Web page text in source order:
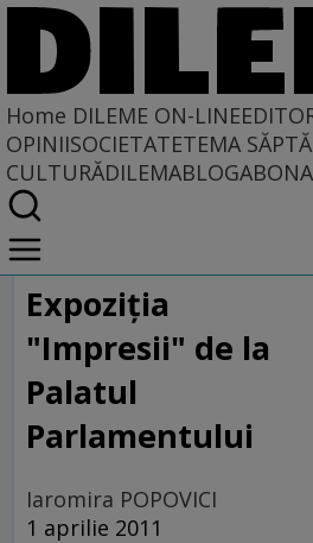
Home DILEME ON-LINE
OPINIISOCIETATETEMA
CULTURĂDILEMABLOG
Home
Dileme on-line
Expoziția
"Impresii" de la
Palatul
Parlamentului
Iaromira POPOVICI
1 aprilie 2011